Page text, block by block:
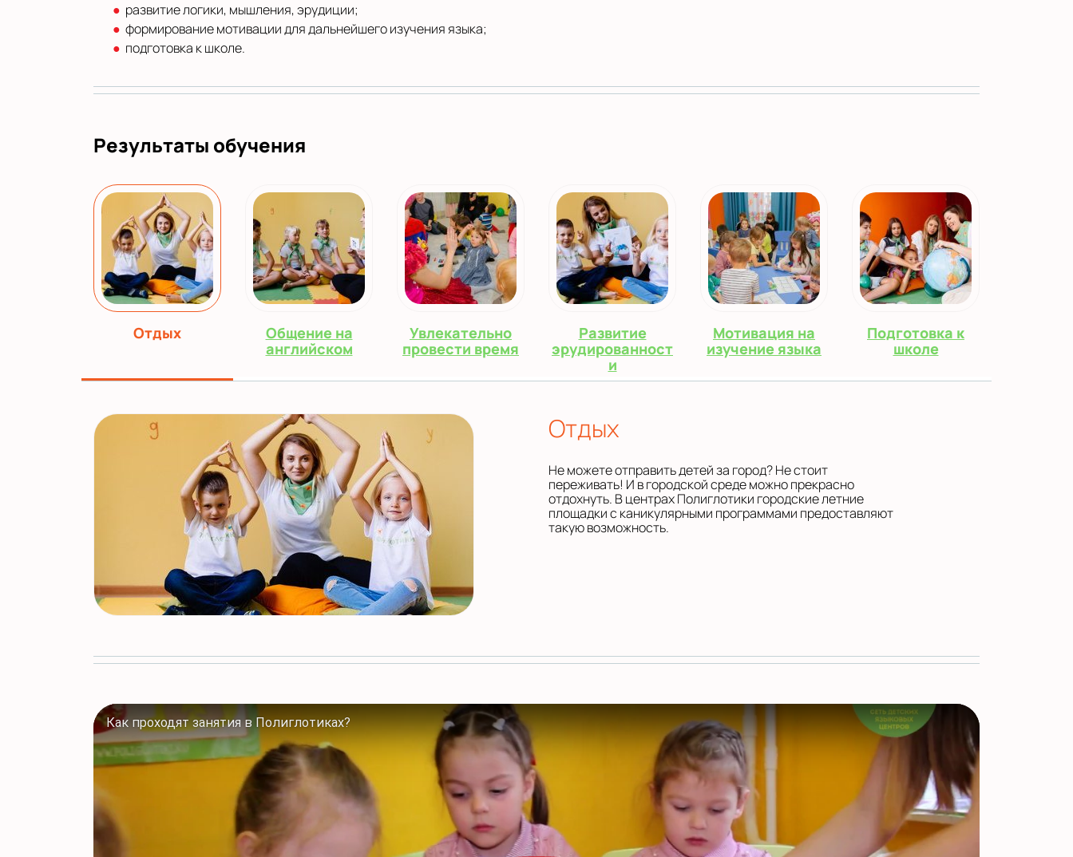
развитие логики, мышления, эрудиции;
формирование мотивации для дальнейшего изучения языка;
подготовка к школе.
Результаты обучения
Отдых
Общение на
английском
Увлекательно
провести время
Развитие
эрудированност
и
Мотивация на
изучение языка
Подготовка к
школе
Отдых
Не можете отправить детей за город? Не стоит
переживать! И в городской среде можно прекрасно
отдохнуть. В центрах Полиглотики городские летние
площадки с каникулярными программами предоставляют
такую возможность.
Как проходят занятия в Полиглотиках?